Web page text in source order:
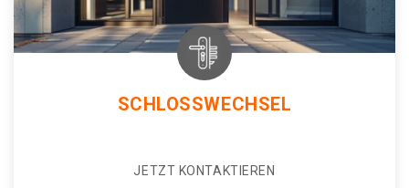
SCHLOSSWECHSEL
JETZT KONTAKTIEREN